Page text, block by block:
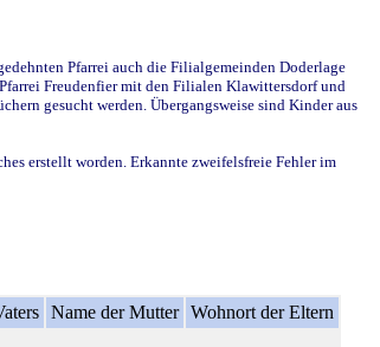
Pfarrei auch die Filialgemeinden Doderlage
Freudenfier mit den Filialen Klawittersdorf und
gesucht werden. Übergangsweise sind Kinder aus
erstellt worden. Erkannte zweifelsfreie Fehler im
Name der Mutter Wohnort der Eltern